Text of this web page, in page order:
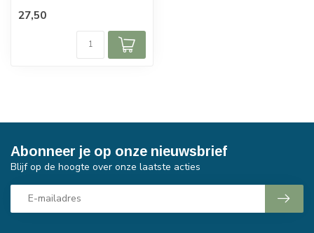
27,50
Abonneer je op onze nieuwsbrief
Blijf op de hoogte over onze laatste acties